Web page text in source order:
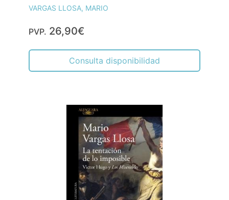
VARGAS LLOSA, MARIO
PVP. 26,90€
Consulta disponibilidad